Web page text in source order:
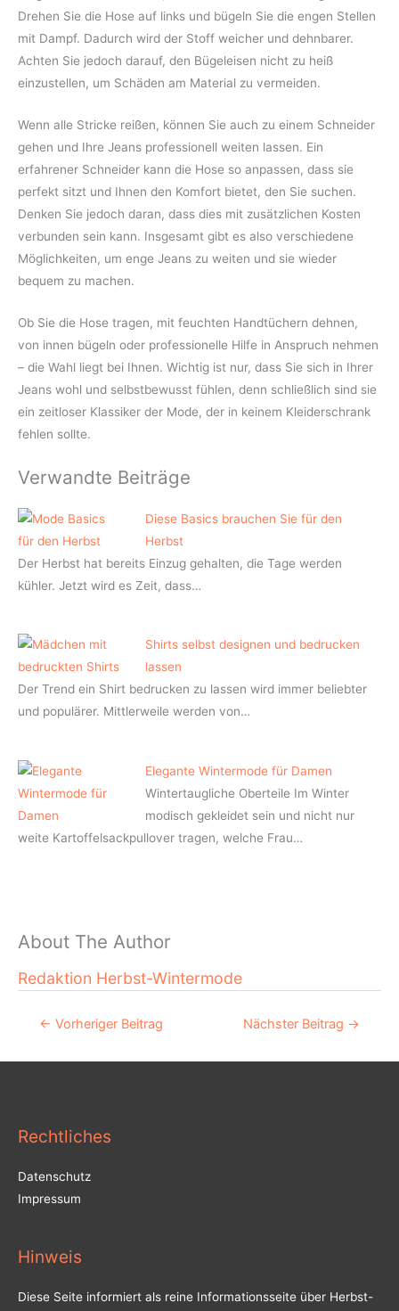
Drehen Sie die Hose auf links und bügeln Sie die engen Stellen
mit Dampf. Dadurch wird der Stoff weicher und dehnbarer.
Achten Sie jedoch darauf, den Bügeleisen nicht zu heiß
einzustellen, um Schäden am Material zu vermeiden.
Wenn alle Stricke reißen, können Sie auch zu einem Schneider
gehen und Ihre Jeans professionell weiten lassen. Ein
erfahrener Schneider kann die Hose so anpassen, dass sie
perfekt sitzt und Ihnen den Komfort bietet, den Sie suchen.
Denken Sie jedoch daran, dass dies mit zusätzlichen Kosten
verbunden sein kann. Insgesamt gibt es also verschiedene
Möglichkeiten, um enge Jeans zu weiten und sie wieder
bequem zu machen.
Ob Sie die Hose tragen, mit feuchten Handtüchern dehnen,
von innen bügeln oder professionelle Hilfe in Anspruch nehmen
– die Wahl liegt bei Ihnen. Wichtig ist nur, dass Sie sich in Ihrer
Jeans wohl und selbstbewusst fühlen, denn schließlich sind sie
ein zeitloser Klassiker der Mode, der in keinem Kleiderschrank
fehlen sollte.
Verwandte Beiträge
Diese Basics brauchen Sie für den
Herbst
Der Herbst hat bereits Einzug gehalten, die Tage werden
kühler. Jetzt wird es Zeit, dass…
Shirts selbst designen und bedrucken
lassen
Der Trend ein Shirt bedrucken zu lassen wird immer beliebter
und populärer. Mittlerweile werden von…
Elegante Wintermode für Damen
Wintertaugliche Oberteile Im Winter
modisch gekleidet sein und nicht nur
weite Kartoffelsackpullover tragen, welche Frau…
About The Author
Redaktion Herbst-Wintermode
← Vorheriger Beitrag Nächster Beitrag →
Rechtliches
Datenschutz
Impressum
Hinweis
Diese Seite informiert als reine Informationsseite über Herbst-